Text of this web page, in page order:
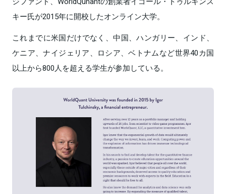
キー氏が2015年に開校したオンライン大学。
これまでに米国だけでなく、中国、ハンガリー、インド、
ケニア、ナイジェリア、ロシア、ベトナムなど世界40カ国
以上から800人を超える学生が参加している。